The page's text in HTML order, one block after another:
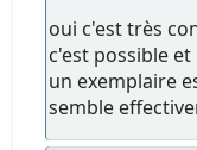
oui c'est très
c'est possible
un exemplaire
semble